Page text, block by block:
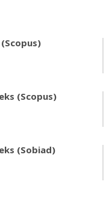
(Scopus)
(Scopus)
(Sobiad)